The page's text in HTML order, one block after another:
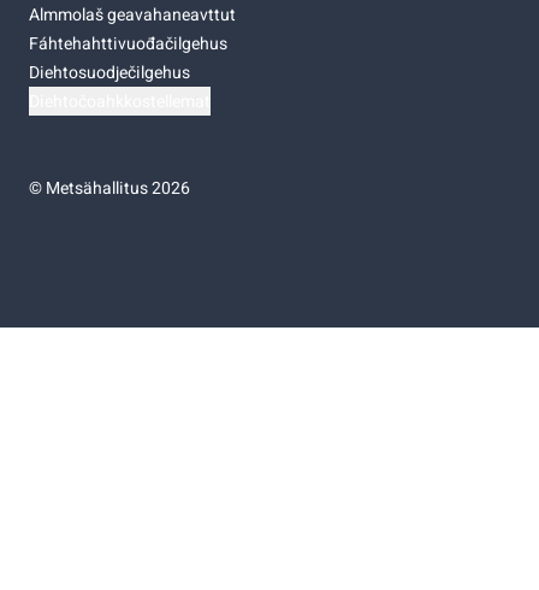
Almmolaš geavahaneavttut
Fáhtehahttivuođačilgehus
Diehtosuodječilgehus
©Metsähallitus 2026